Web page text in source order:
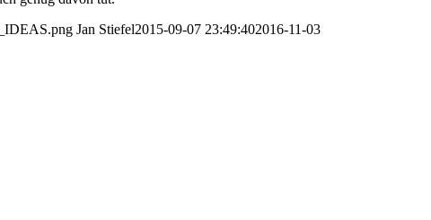
Jan Stiefel2015-09-07 23:49:402016-11-03